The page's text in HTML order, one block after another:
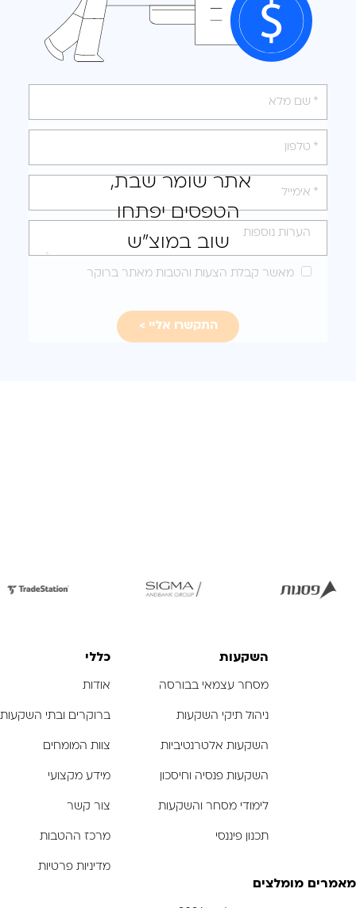
אתר שומר שבת,
הטפסים יפתחו
שוב במוצ"ש
אנא
מלאו
את
טופס
לקבלת
הצעה
מותאמת
מאשר קבלת הצעות והטבות מאתר ברוקר
לפתיחת
לפתיחת
השקעות
מסחר עצמאי בבורסה
ניהול תיקי השקעות
השקעות אלטרנטיביות
השקעות פנסיה וחיסכון
לימודי מסחר והשקעות
תכנון פיננסי
כללי
אודות
ברוקרים ובתי השקעות
צוות המומחים
מידע מקצועי
צור קשר
מרכז ההטבות
מדיניות פרטיות
מאמרים מומלצים